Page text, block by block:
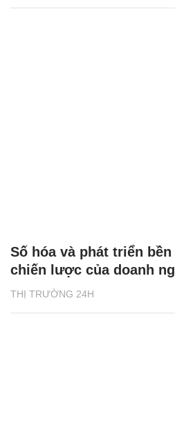
THỊ TRƯỜNG 24H
Số hóa và phát triển
chiến lược của doanh